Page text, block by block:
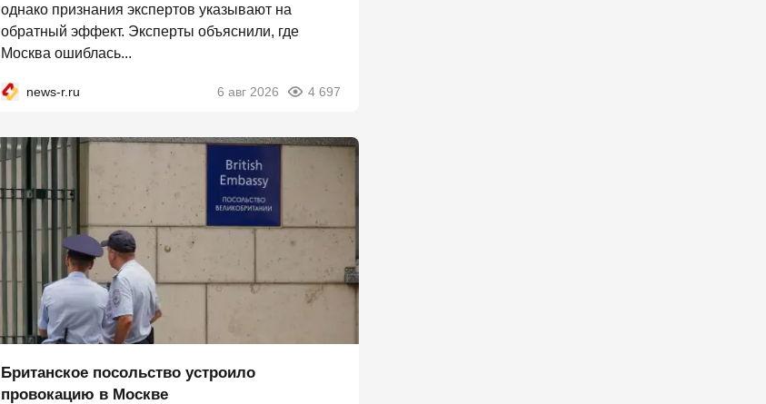
однако признания экспертов указывают на
обратный эффект. Эксперты объяснили, где
Москва ошиблась...
news-r.ru 6 авг 2026 4 697
Британское посольство устроило
провокацию в Москве